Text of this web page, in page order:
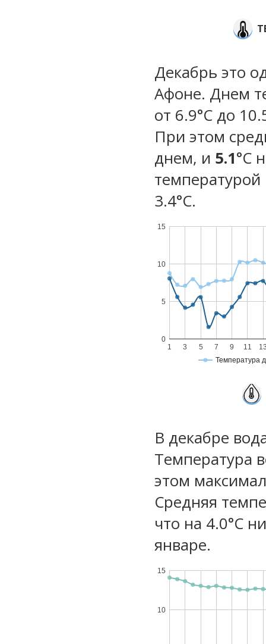
Декабрь это
Афоне. Днем
от 6.9°C до
При этом
днем, и 5.1°C
температурой
3.4°С.
Температура
1 3 5 7 9 11
0
5
10
15
В декабре
Температура
этом
Средняя
что на 4.0°C
январе.
10
15